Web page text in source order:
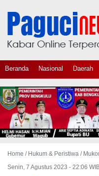
Beranda Nasional Daerah
Home / Hukum & Peristiwa /
Senin, 7 Agustus 2023 - 22:06